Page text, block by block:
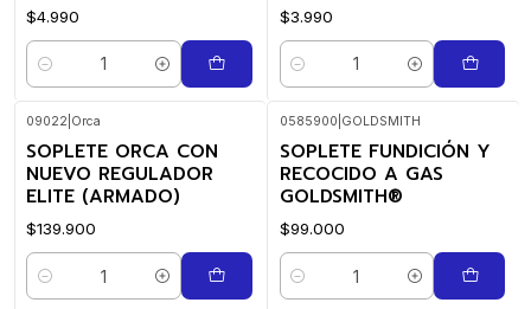
$4.990
Cantidad
$3.990
Cantidad
09022 Orca
SOPLETE ORCA CON
NUEVO REGULADOR
ELITE (ARMADO)
$139.900
Cantidad
0585900 GOLDSMITH
SOPLETE FUNDICIÓN Y
RECOCIDO A GAS
GOLDSMITH®
$99.000
Cantidad